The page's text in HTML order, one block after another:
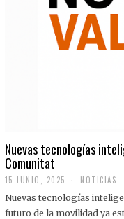
Nuevas tecnologías
Comunitat
15 JUNIO, 2025 NOTICIAS
Nuevas tecnologías
futuro de la movilidad ya